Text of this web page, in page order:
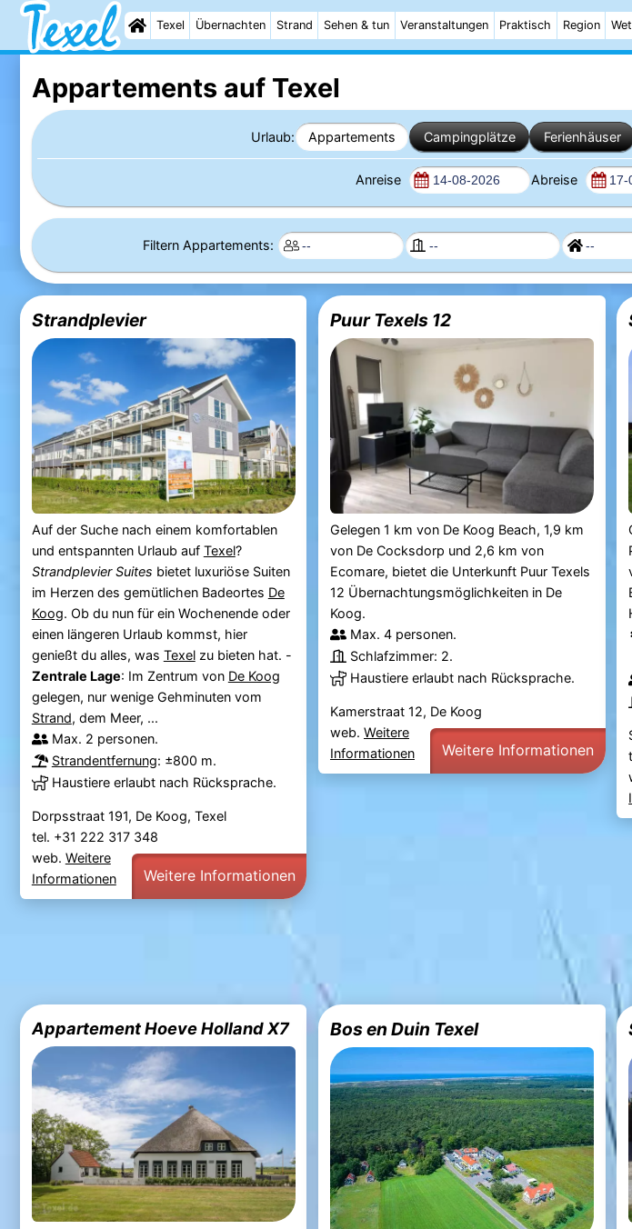
Texel Übernachten Strand Sehen & tun Veranstaltungen Praktisch Region
Appartements auf Texel
Urlaub: Appartements Campingplätze Ferienhäuser
Anreise Abreise
Filtern Appartements:
Strandplevier
Auf der Suche nach einem komfortablen
und entspannten Urlaub auf Texel?
Strandplevier Suites bietet luxuriöse Suiten
im Herzen des gemütlichen Badeortes De
Koog. Ob du nun für ein Wochenende oder
einen längeren Urlaub kommst, hier
genießt du alles, was Texelzu bieten hat. -
Zentrale Lage: Im Zentrum von De Koog
gelegen, nur wenige Gehminuten vom
Strand, dem Meer, ...
Max. 2 personen.
Strandentfernung: ±800 m.
Haustiere erlaubt nach Rücksprache.
Dorpsstraat 191, De Koog, Texel
tel. +31 222 317 348
web. Weitere
Informationen
Weitere Informationen
Puur Texels 12
Gelegen 1 km von De Koog Beach, 1,9 km
von De Cocksdorp und 2,6 km von
Ecomare, bietet die Unterkunft Puur Texels
12 Übernachtungsmöglichkeiten in De
Koog.
Max. 4 personen.
Schlafzimmer: 2.
Haustiere erlaubt nach Rücksprache.
Kamerstraat 12, De Koog
web. Weitere
Informationen
Weitere Informationen
Appartement Hoeve Holland X7 Bos en Duin Texel